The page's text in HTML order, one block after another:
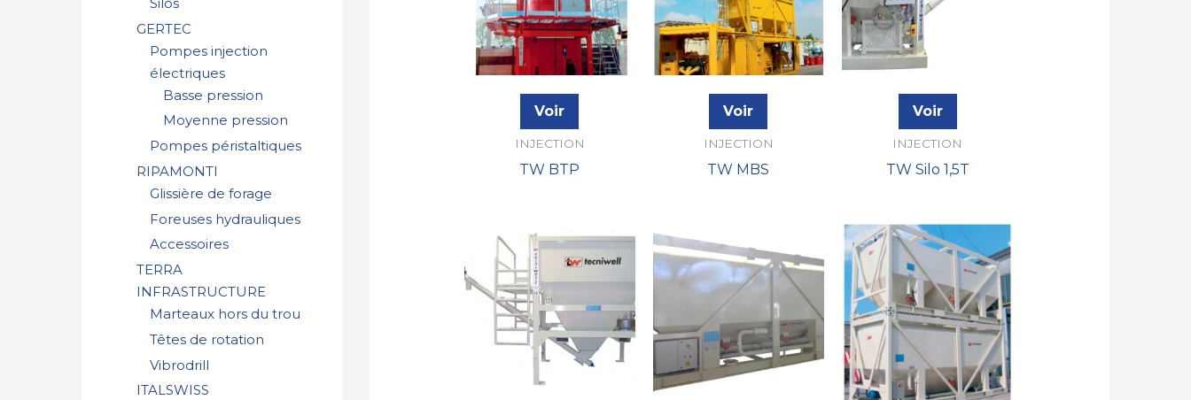
GERTEC
Pompes injection
électriques
Basse pression
Moyenne pression
Pompes péristaltiques
RIPAMONTI
Glissière de forage
Foreuses hydrauliques
Accessoires
TERRA
INFRASTRUCTURE
Marteaux hors du trou
Têtes de rotation
Vibrodrill
ITALSWISS
Voir
INJECTION
TW BTP
Voir
INJECTION
TW MBS
Voir
INJECTION
TW Silo 1,5T